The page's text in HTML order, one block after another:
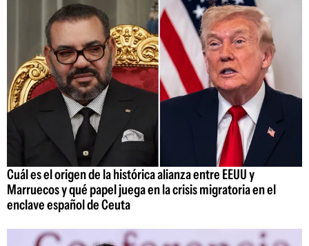
Cuál es el origen de la histórica alianza entre EEUU y
Marruecos y qué papel juega en la crisis migratoria en el
enclave español de Ceuta